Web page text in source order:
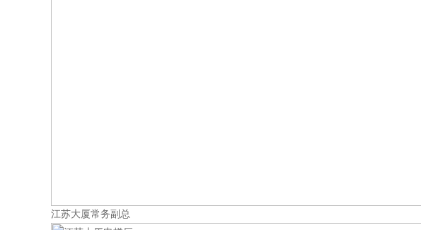
江苏大厦常务副总